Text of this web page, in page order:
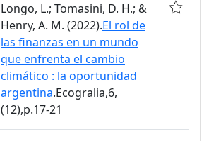
Longo, L.; Tomasini, D. H.; &
Henry, A. M. (2022).El rol de
las finanzas en un mundo
que enfrenta el cambio
climático : la oportunidad
argentina.Ecogralia,6,
(12),p.17-21